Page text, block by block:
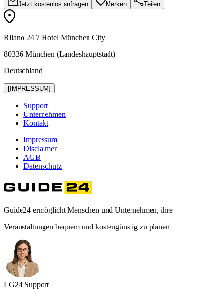
Jetzt kostenlos anfragen Merken Teilen
Rilano 24|7 Hotel München City
80336 München (Landeshauptstadt)
Deutschland
[IMPRESSUM]
Support
Unternehmen
Kontakt
Impressum
Disclaimer
AGB
Datenschutz
Guide24 ermöglicht Menschen und Unternehmen, ihre
Veranstaltungen bequem und kostengünstig zu planen
LG24 Support